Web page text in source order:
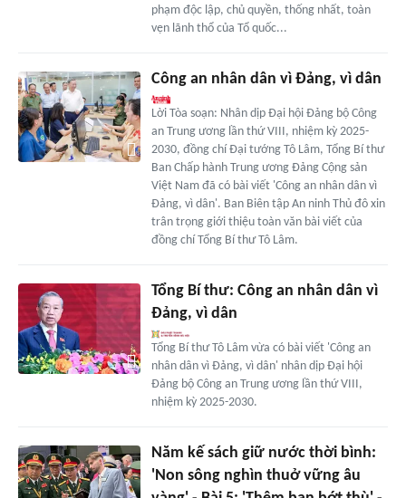
phạm độc lập, chủ quyền, thống nhất, toàn
vẹn lãnh thổ của Tổ quốc...
Công an nhân dân vì Đảng, vì dân
Lời Tòa soạn: Nhân dịp Đại hội Đảng bộ Công
an Trung ương lần thứ VIII, nhiệm kỳ 2025-
2030, đồng chí Đại tướng Tô Lâm, Tổng Bí thư
Ban Chấp hành Trung ương Đảng Cộng sản
Việt Nam đã có bài viết 'Công an nhân dân vì
Đảng, vì dân'. Ban Biên tập An ninh Thủ đô xin
trân trọng giới thiệu toàn văn bài viết của
đồng chí Tổng Bí thư Tô Lâm.
Tổng Bí thư: Công an nhân dân vì
Đảng, vì dân
Tổng Bí thư Tô Lâm vừa có bài viết 'Công an
nhân dân vì Đảng, vì dân' nhân dịp Đại hội
Đảng bộ Công an Trung ương lần thứ VIII,
nhiệm kỳ 2025-2030.
Năm kế sách giữ nước thời bình:
'Non sông nghìn thuở vững âu